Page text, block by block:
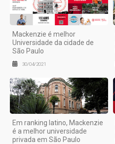
Mackenzie é melhor
Universidade da cidade de
São Paulo
30/04/2021
Em ranking latino, Mackenzie
é a melhor universidade
privada em São Paulo